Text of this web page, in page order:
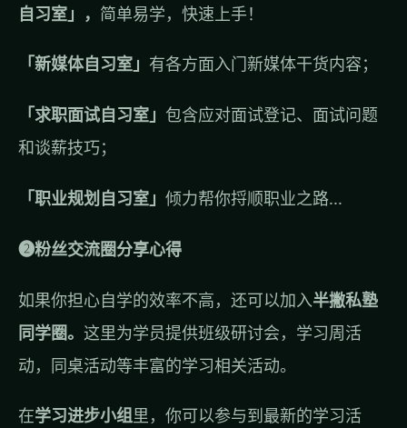
自习室」， 简单易学，快速上手！
「新媒体自习室」 有各方面入门新媒体干货内容；
「求职面试自习室」 包含应对面试登记、面试问题
和谈薪技巧；
「职业规划自习室」 倾力帮你捋顺职业之路...
❷粉丝交流圈分享心得
如果你担心自学的效率不高，还可以加入半撇私塾
同学圈。 这里为学员提供班级研讨会，学习周活
动，同桌活动等丰富的学习相关活动。
在学习进步小组里，你可以参与到最新的学习活